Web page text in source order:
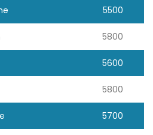
5500
5800
5600
5800
5700